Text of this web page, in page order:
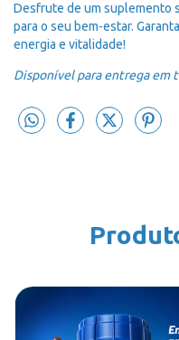
Desfrute de um suplemento
para o seu bem-estar.
energia e vitalidade!
Disponível para entrega em